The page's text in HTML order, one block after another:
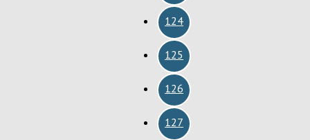
124
125
126
127